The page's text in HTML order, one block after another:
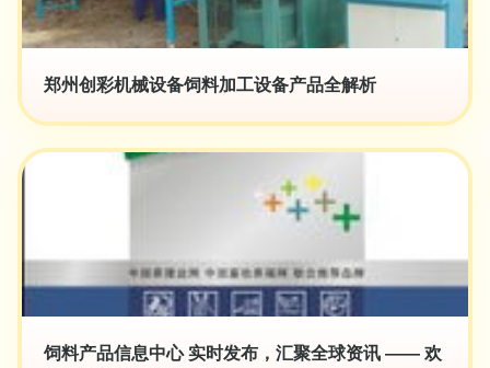
郑州创彩机械设备饲料加工设备产品全解析
饲料产品信息中心 实时发布，汇聚全球资讯 —— 欢